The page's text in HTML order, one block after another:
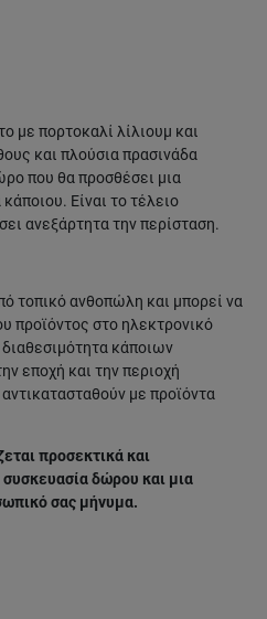
με πορτοκαλί λίλιουμ και
και πλούσια πρασινάδα
που θα προσθέσει μια
Είναι το τέλειο
ανεξάρτητα την περίσταση.
τοπικό ανθοπώλη και μπορεί να
προϊόντος στο ηλεκτρονικό
κάποιων
εποχή και την περιοχή
με προϊόντα
προσεκτικά και
δώρου και μια
σας μήνυμα.